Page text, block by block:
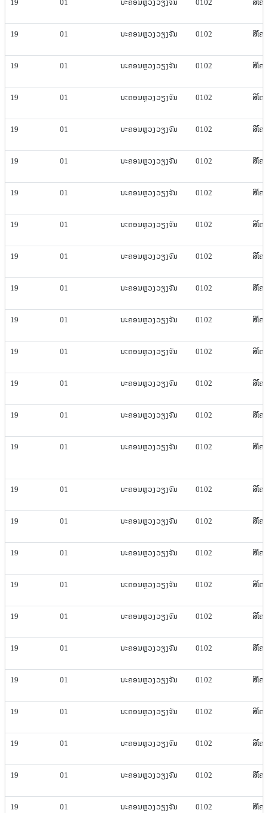
19 01 ນະຄອນຫຼວງ​ວຽງ​ຈັນ 0102 ສີ​ໂຄ
19 01 ນະຄອນຫຼວງ​ວຽງ​ຈັນ 0102 ສີ​ໂຄ
19 01 ນະຄອນຫຼວງ​ວຽງ​ຈັນ 0102 ສີ​ໂຄ
19 01 ນະຄອນຫຼວງ​ວຽງ​ຈັນ 0102 ສີ​ໂຄ
19 01 ນະຄອນຫຼວງ​ວຽງ​ຈັນ 0102 ສີ​ໂຄ
19 01 ນະຄອນຫຼວງ​ວຽງ​ຈັນ 0102 ສີ​ໂຄ
19 01 ນະຄອນຫຼວງ​ວຽງ​ຈັນ 0102 ສີ​ໂຄ
19 01 ນະຄອນຫຼວງ​ວຽງ​ຈັນ 0102 ສີ​ໂຄ
19 01 ນະຄອນຫຼວງ​ວຽງ​ຈັນ 0102 ສີ​ໂຄ
19 01 ນະຄອນຫຼວງ​ວຽງ​ຈັນ 0102 ສີ​ໂຄ
19 01 ນະຄອນຫຼວງ​ວຽງ​ຈັນ 0102 ສີ​ໂຄ
19 01 ນະຄອນຫຼວງ​ວຽງ​ຈັນ 0102 ສີ​ໂຄ
19 01 ນະຄອນຫຼວງ​ວຽງ​ຈັນ 0102 ສີ​ໂຄ
19 01 ນະຄອນຫຼວງ​ວຽງ​ຈັນ 0102 ສີ​ໂຄ
19 01 ນະຄອນຫຼວງ​ວຽງ​ຈັນ 0102 ສີ​ໂຄ
19 01 ນະຄອນຫຼວງ​ວຽງ​ຈັນ 0102 ສີ​ໂຄ
19 01 ນະຄອນຫຼວງ​ວຽງ​ຈັນ 0102 ສີ​ໂຄ
19 01 ນະຄອນຫຼວງ​ວຽງ​ຈັນ 0102 ສີ​ໂຄ
19 01 ນະຄອນຫຼວງ​ວຽງ​ຈັນ 0102 ສີ​ໂຄ
19 01 ນະຄອນຫຼວງ​ວຽງ​ຈັນ 0102 ສີ​ໂຄ
19 01 ນະຄອນຫຼວງ​ວຽງ​ຈັນ 0102 ສີ​ໂຄ
19 01 ນະຄອນຫຼວງ​ວຽງ​ຈັນ 0102 ສີ​ໂຄ
19 01 ນະຄອນຫຼວງ​ວຽງ​ຈັນ 0102 ສີ​ໂຄ
19 01 ນະຄອນຫຼວງ​ວຽງ​ຈັນ 0102 ສີ​ໂຄ
19 01 ນະຄອນຫຼວງ​ວຽງ​ຈັນ 0102 ສີ​ໂຄ